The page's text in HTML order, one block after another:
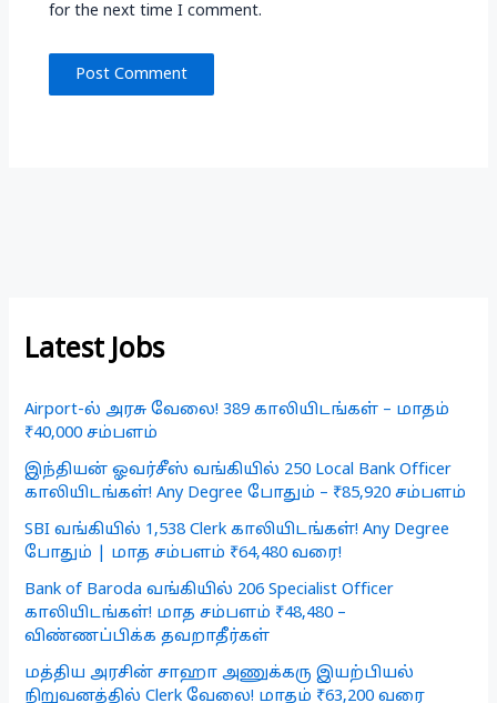
for the next time I comment.
Latest Jobs
Airport-ல் அரசு வேலை! 389 காலியிடங்கள் – மாதம்
₹40,000 சம்பளம்
இந்தியன் ஓவர்சீஸ் வங்கியில் 250 Local Bank Officer
காலியிடங்கள்! Any Degree போதும் – ₹85,920 சம்பளம்
SBI வங்கியில் 1,538 Clerk காலியிடங்கள்! Any Degree
போதும் | மாத சம்பளம் ₹64,480 வரை!
Bank of Baroda வங்கியில் 206 Specialist Officer
காலியிடங்கள்! மாத சம்பளம் ₹48,480 –
விண்ணப்பிக்க தவறாதீர்கள்
மத்திய அரசின் சாஹா அணுக்கரு இயற்பியல்
நிறுவனத்தில் Clerk வேலை! மாதம் ₹63,200 வரை